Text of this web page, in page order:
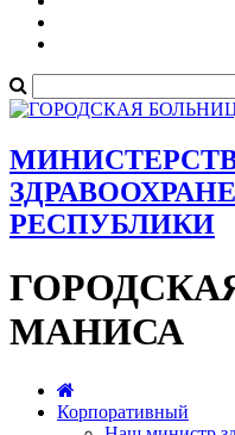
РЕСПУБЛИКИ
МАНИСА
Корпоративный